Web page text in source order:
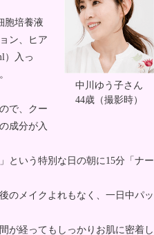
中川ゆう子さん
44歳（撮影時）
胞培養液
ン、ヒア
）入っ
で、 クー
成分が入
という特別な日の朝に15分「ナー
のメイクよれもなく、一日中パッ
が経ってもしっかりお肌に密着 し